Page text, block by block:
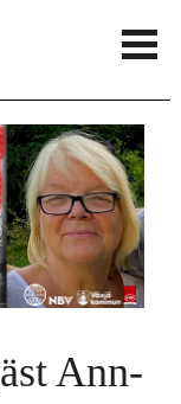
s
a
m
e
y
Ann-